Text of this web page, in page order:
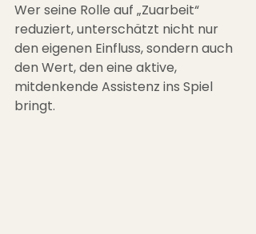
Wer seine Rolle auf „Zuarbeit“
reduziert, unterschätzt nicht nur
den eigenen Einfluss, sondern auch
den Wert, den eine aktive,
mitdenkende Assistenz ins Spiel
bringt.